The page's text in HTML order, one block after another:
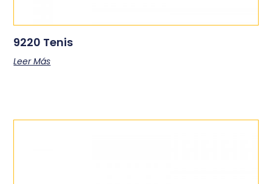
9220 Tenis
Leer Más